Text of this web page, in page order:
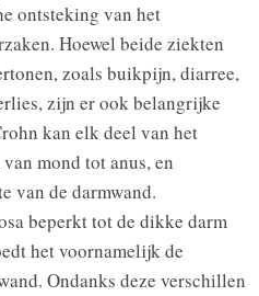
ontsteking van het
Hoewel beide ziekten
zoals buikpijn, diarree,
zijn er ook belangrijke
kan elk deel van het
mond tot anus, en
van de darmwand.
beperkt tot de dikke darm
het voornamelijk de
Ondanks deze verschillen